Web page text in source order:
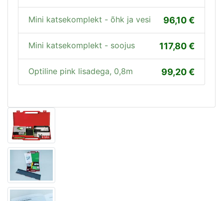
96,10
Mini katsekomplekt - õhk ja vesi
117,80
Mini katsekomplekt - soojus
99,20
Optiline pink lisadega, 0,8m